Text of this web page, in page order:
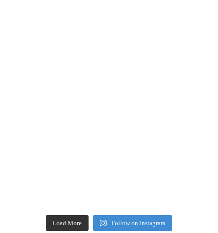
Load More Follow on Instagram